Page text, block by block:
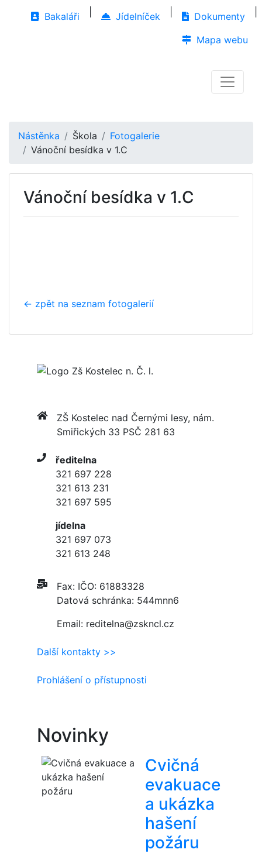
Bakaláři Jídelníček Dokumenty
Mapa webu
Nástěnka Škola
Fotogalerie
Vánoční besídka v 1.C
Vánoční besídka v 1.C
← zpět na seznam fotogalerií
ZŠ Kostelec nad Černými lesy, nám.
Smiřických 33 PSČ 281 63
ředitelna
321 697 228
321 613 231
321 697 595
jídelna
321 697 073
321 613 248
Fax: IČO: 61883328
Datová schránka: 544mnn6
Email: reditelna@zskncl.cz
Další kontakty >>
Prohlášení o přístupnosti
Novinky
Cvičná
evakuace
a ukázka
hašení
požáru